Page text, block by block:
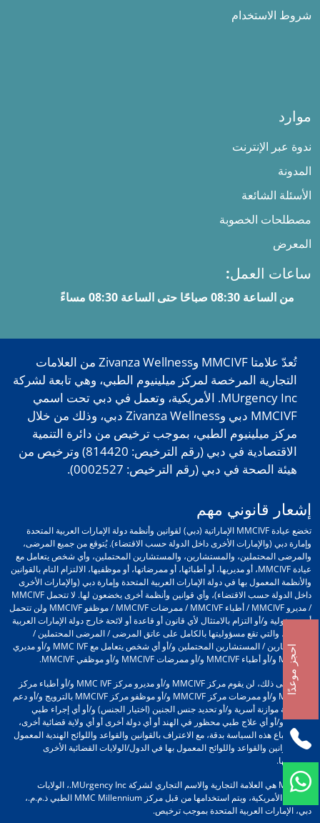
شروط الاستخدام
موارد
ندوة عبر الإنترنت
المدونة
الأسئلة الشائعة
مصطلحات الخصوبة
المعرض
ساعات العمل:
من الساعة 08:30 صباحًا حتى الساعة 08:30 مساءً
احجز موعدًا
تُعدّ علامتا MMCIVF وZivanza Wellness من العلامات
التجارية المرخصة لمركز ميلينيوم الطبي، وهي تابعة لشركة
MUrgency Inc. الأمريكية، وتعمل في دبي تحت اسمي
MMCIVF دبي وZivanza Wellness دبي، وذلك من خلال
مركز ميلينيوم الطبي، بموجب ترخيص من دائرة التنمية
الاقتصادية في دبي (رقم الترخيص: 814420) وترخيص من
هيئة الصحة في دبي (رقم الترخيص: 0002527).
إشعار قانوني مهم
تخضع عيادة MMCIVF الإماراتية (دبي) لقوانين وأنظمة دولة الإمارات العربية المتحدة
وإمارة دبي (والإمارات الأخرى داخل الدولة حسب الاقتضاء). يُتوقع من جميع المرضى،
والمرضى المحتملين، والمستشارين، والمستشارين المحتملين، وأي شخص يتعامل مع
عيادة MMCIVF، أو مديريها، أو أطبائها، أو ممرضاتها، أو موظفيها، الالتزام التام بالقوانين
والأنظمة المعمول بها في دولة الإمارات العربية المتحدة وإمارة دبي (والإمارات الأخرى
داخل الدولة حسب الاقتضاء)، وأي قوانين وأنظمة أخرى يخضعون لها. لا تتحمل MMCIVF
/ مديرو MMCIVF / أطباء MMCIVF / ممرضات MMCIVF / موظفو MMCIVF ولن تتحمل
أي مسؤولية و/أو التزام بالامتثال لأي قانون أو قاعدة أو لائحة خارج دولة الإمارات العربية
المتحدة، والتي تقع مسؤوليتها بالكامل على عاتق المرضى / المرضى المحتملين /
المستشارين / المستشارين المحتملين و/أو أي شخص يتعامل مع MMC IVF و/أو مديري
MMCIVF و/أو أطباء MMCIVF و/أو ممرضات MMCIVF و/أو موظفي MMCIVF.
علاوة على ذلك، لن يقوم مركز MMCIVF و/أو مديرو مركز MMC IVF و/أو أطباء مركز
MMCIVF و/أو ممرضات مركز MMCIVF و/أو موظفو مركز MMCIVF بالترويج و/أو دعم
أي عملية موازنة أسرية و/أو تحديد جنس الجنين (اختيار الجنس) و/أو أي إجراء طبي
محظور و/أو أي علاج طبي محظور في الهند أو أي دولة أخرى أو أي ولاية قضائية أخرى،
وذلك باتباع هذه السياسة بدقة، مع الاعتراف بالقوانين والقواعد واللوائح الهندية المعمول
بها والقوانين والقواعد واللوائح المعمول بها في الدول/الولايات القضائية الأخرى
واحترامها.
MMCIVF هي العلامة التجارية والاسم التجاري لشركة MUrgency Inc.، الولايات
المتحدة الأمريكية، ويتم استخدامها من قبل مركز MMC Millennium الطبي ذ.م.م.،
دبي، الإمارات العربية المتحدة بموجب ترخيص.